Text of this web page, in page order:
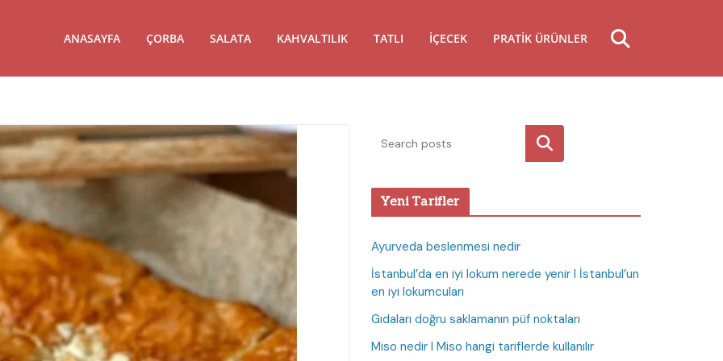
ANASAYFA ÇORBA SALATA KAHVALTILIK TATLI İÇECEK PRATIK ÜRÜNLER
Ara
Yeni Tarifler
Ayurveda beslenmesi nedir
İstanbul’da en iyi lokum nerede yenir I İstanbul’un
en iyi lokumcuları
Gıdaları doğru saklamanın püf noktaları
Miso nedir I Miso hangi tariflerde kullanılır